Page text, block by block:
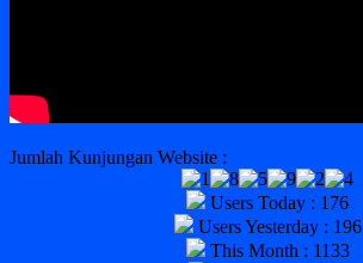
Jumlah Kunjungan Website :
Users Today : 176
Users Yesterday : 196
This Month : 1133